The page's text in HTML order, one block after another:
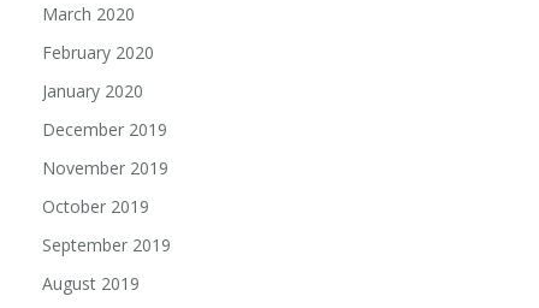
March 2020
February 2020
January 2020
December 2019
November 2019
October 2019
September 2019
August 2019